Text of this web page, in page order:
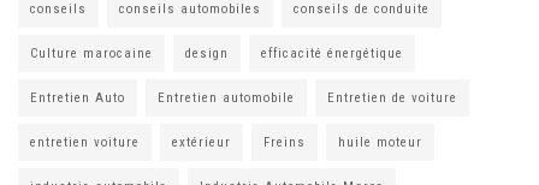
conseils conseils automobiles conseils de conduite
Culture marocaine design efficacité énergétique
Entretien Auto Entretien automobile Entretien de voiture
entretien voiture extérieur Freins huile moteur